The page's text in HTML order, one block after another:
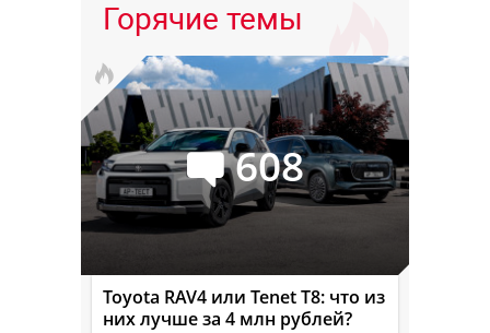
Горячие темы
608
Toyota RAV4 или Tenet T8: что из
них лучше за 4 млн рублей?